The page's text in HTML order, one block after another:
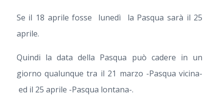
Se il 18 aprile fosse lunedì la Pasqua sarà il 25
aprile.
Quindi la data della Pasqua può cadere in un
giorno qualunque tra il 21 marzo -Pasqua vicina-
ed il 25 aprile -Pasqua lontana-.